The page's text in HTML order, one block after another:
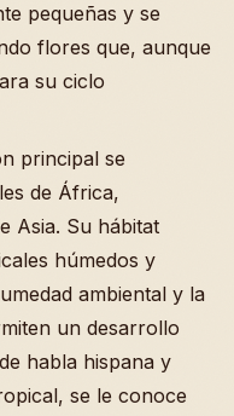
pequeñas y se
flores que, aunque
su ciclo
principal se
de África,
Asia. Su hábitat
húmedos y
ambiental y la
un desarrollo
habla hispana y
se le conoce